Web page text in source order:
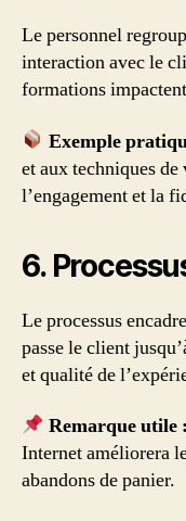
Le personnel
interaction avec le
formations
Exemple
et aux techniques
l’engagement et la
6.
Le processus
passe le client
et qualité de
Remarque utile :
Internet améliorera
abandons de panier.